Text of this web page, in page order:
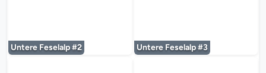
Untere Feselalp #2 Untere Feselalp #3